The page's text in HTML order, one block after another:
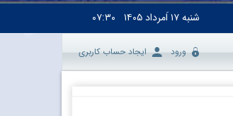
شنبه۱۷ اَمرداد ۱۴۰۵ ۰۷:۳۰
ورود ایجاد حساب کاربری